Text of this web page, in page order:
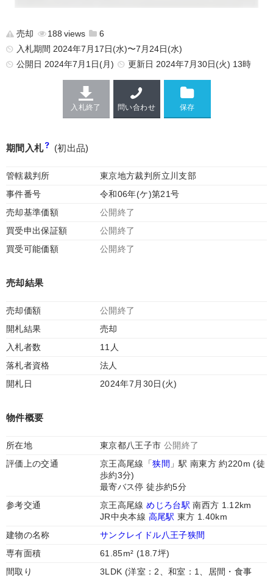
売却 188
6
入札期間 2024年7月17日(水)〜7月24日(水)
公開日 2024年7月1日(月) 更新日 2024年7月30日(火) 13時
入札終了 問い合わせ
期間入札 (初出品)
管轄裁判所
東京地方裁判所立川支部
事件番号
令和06年(ケ)第21号
売却基準価額
公開終了
買受申出保証額
公開終了
買受可能価額
公開終了
売却結果
売却価額
公開終了
開札結果
売却
入札者数
11人
落札者資格
法人
開札日
2024年7月30日(火)
物件概要
所在地 東京都八王子市 公開終了
評価上の交通
京王高尾線「狭間 」駅 南東方 約220m (徒
歩約3分)
最寄バス停 徒歩約5分
参考交通
京王高尾線めじろ台駅 南西方 1.12km
JR中央本線 高尾駅 東方 1.40km
建物の名称
サンクレイドル八王子狭間
専有面積
61.85m² (18.7坪)
間取り
3LDK (洋室：2、和室：1、居間・食事